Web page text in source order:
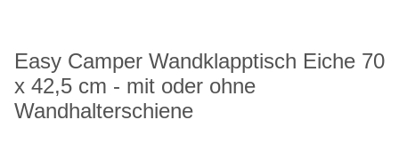
Easy Camper Wandklapptisch Eiche 70
x 42,5 cm - mit oder ohne
Wandhalterschiene